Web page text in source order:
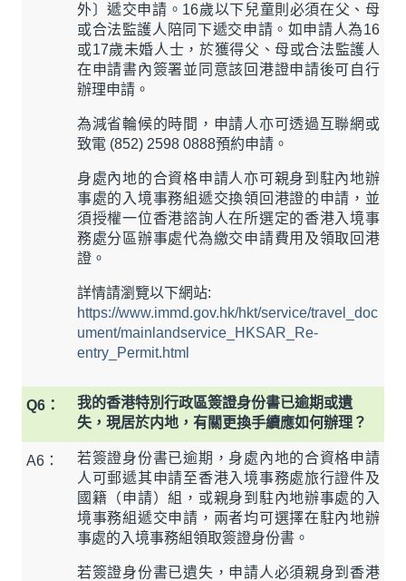
外〕遞交申請。16歲以下兒童則必須在父、母
或合法監護人陪同下遞交申請。如申請人為16
或17歲未婚人士，於獲得父、母或合法監護人
在申請書內簽署並同意該回港證申請後可自行
辦理申請。
為減省輪候的時間，申請人亦可透過互聯網或
致電 (852) 2598 0888預約申請。
身處內地的合資格申請人亦可親身到駐內地辦
事處的入境事務組遞交換領回港證的申請，並
須授權一位香港諮詢人在所選定的香港入境事
務處分區辦事處代為繳交申請費用及領取回港
證。
詳情請瀏覽以下網站:
https://www.immd.gov.hk/hkt/service/travel_doc
ument/mainlandservice_HKSAR_Re-
entry_Permit.html
Q6：
我的香港特別行政區簽證身份書已逾期或遺
失，現居於内地，有關更換手續應如何辦理？
A6：
若簽證身份書已逾期，身處內地的合資格申請
人可郵遞其申請至香港入境事務處旅行證件及
國籍（申請）組，或親身到駐內地辦事處的入
境事務組遞交申請，兩者均可選擇在駐內地辦
事處的入境事務組領取簽證身份書。
若簽證身份書已遺失，申請人必須親身到香港